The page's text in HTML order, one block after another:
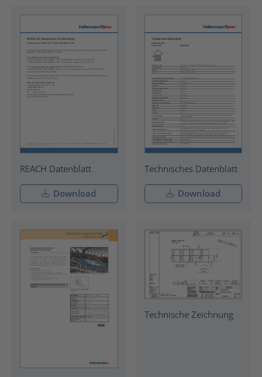
REACH Datenblatt
Download
Technisches Datenblatt
Download
Technische Zeichnung